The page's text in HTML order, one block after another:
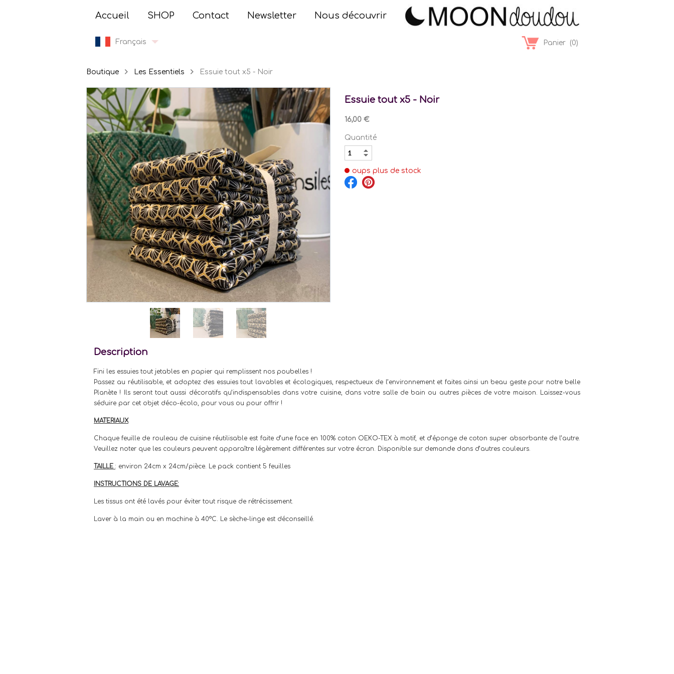
Panier (0)
Français
Accueil SHOP Contact Newsletter Nous découvrir
Boutique Les Essentiels Essuie tout x5 - Noir
Essuie tout x5 - Noir
16,00 €
Quantité
oups plus de stock
Description
Fini les essuies tout jetables en papier qui remplissent nos poubelles !
Passez au réutilisable, et adoptez des essuies tout lavables et écologiques, respectueux de l’environnement et faites ainsi un beau geste pour notre belle
Planète ! Ils seront tout aussi décoratifs qu’indispensables dans votre cuisine, dans votre salle de bain ou autres pièces de votre maison. Laissez-vous
séduire par cet objet déco-écolo, pour vous ou pour offrir !
MATERIAUX
Chaque feuille de rouleau de cuisine réutilisable est faite d’une face en 100% coton OEKO-TEX à motif, et d’éponge de coton super absorbante de l’autre.
Veuillez noter que les couleurs peuvent apparaître légèrement différentes sur votre écran. Disponible sur demande dans d’autres couleurs.
TAILLE : environ 24cm x 24cm/pièce. Le pack contient 5 feuilles
INSTRUCTIONS DE LAVAGE:
Les tissus ont été lavés pour éviter tout risque de rétrécissement.
Laver à la main ou en machine à 40°C. Le sèche-linge est déconseillé.